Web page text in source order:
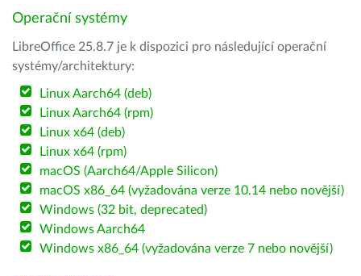
Operační systémy
LibreOffice 25.8.7 je k dispozici pro následující operační
systémy/architektury:
Linux Aarch64 (deb)
Linux Aarch64 (rpm)
Linux x64 (deb)
Linux x64 (rpm)
macOS (Aarch64/Apple Silicon)
macOS x86_64 (vyžadována verze 10.14 nebo novější)
Windows (32 bit, deprecated)
Windows Aarch64
Windows x86_64 (vyžadována verze 7 nebo novější)